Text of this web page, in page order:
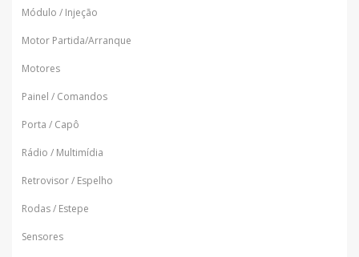
Módulo / Injeção
Motor Partida/Arranque
Motores
Painel / Comandos
Porta / Capô
Rádio / Multimídia
Retrovisor / Espelho
Rodas / Estepe
Sensores